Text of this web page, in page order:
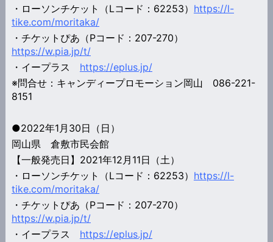
・ローソンチケット（Lコード：62253） https://l-
tike.com/moritaka/
・チケットぴあ（Pコード：207-270）
https://w.pia.jp/t/
・イープラス https://eplus.jp/
※問合せ：キャンディープロモーション岡山 086-221-
8151
●2022年1月30日（日）
岡山県 倉敷市民会館
【一般発売日】2021年12月11日（土）
・ローソンチケット（Lコード：62253） https://l-
tike.com/moritaka/
・チケットぴあ（Pコード：207-270）
https://w.pia.jp/t/
・イープラス https://eplus.jp/